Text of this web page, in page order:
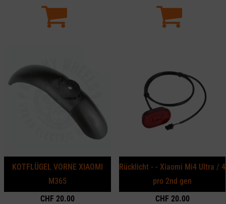
KOTFLÜGEL VORNE XIAOMI
M365
CHF 20.00
Rücklicht - - Xiaomi Mi4 Ultra / 4
pro 2nd gen
CHF 20.00